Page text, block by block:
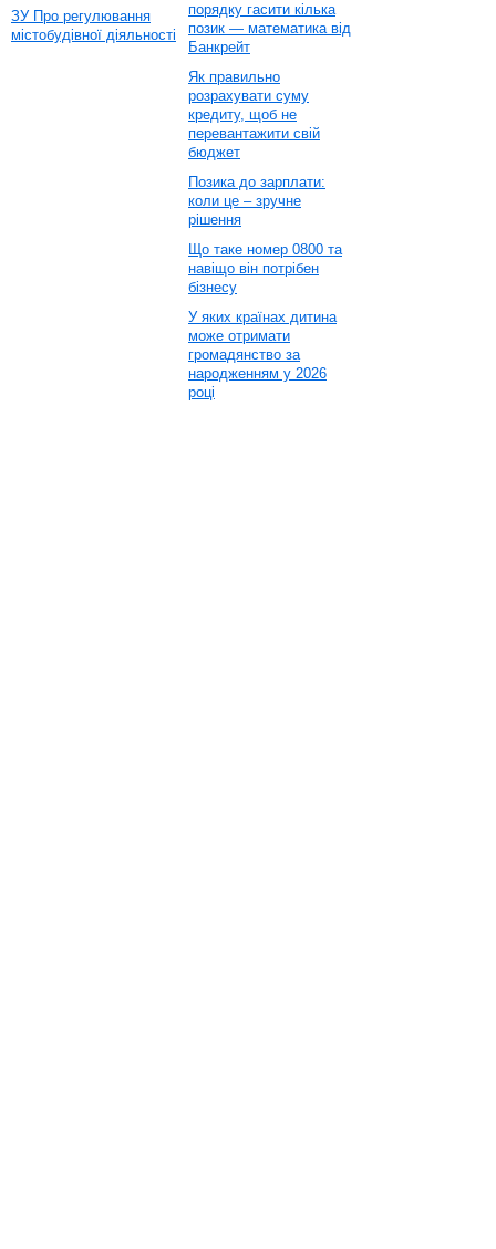
ЗУ Про регулювання
містобудівної діяльності
порядку гасити кілька
позик — математика від
Банкрейт
Як правильно
розрахувати суму
кредиту, щоб не
перевантажити свій
бюджет
Позика до зарплати:
коли це – зручне
рішення
Що таке номер 0800 та
навіщо він потрібен
бізнесу
У яких країнах дитина
може отримати
громадянство за
народженням у 2026
році